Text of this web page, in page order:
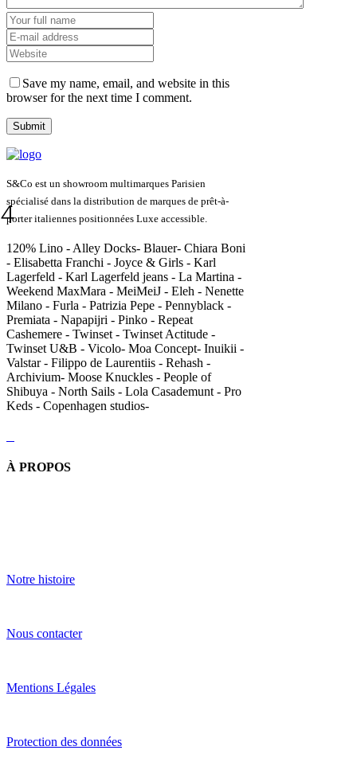
4
Save my name, email, and website in this
browser for the next time I comment.
S&Co est un showroom multimarques Parisien
spécialisé dans la distribution de marques de prêt-à-
porter italiennes positionnées Luxe accessible.
120% Lino - Alley Docks- Blauer- Chiara Boni
- Elisabetta Franchi - Joyce & Girls - Karl
Lagerfeld - Karl Lagerfeld jeans - La Martina -
Weekend MaxMara - MeiMeiJ - Eleh - Nenette
Milano - Furla - Patrizia Pepe - Pennyblack -
Premiata - Napapijri - Pinko - Repeat
Cashemere - Twinset - Twinset Actitude -
Twinset U&B - Vicolo- Moa Concept- Inuikii -
Valstar - Filippo de Laurentiis - Rehash -
Archivium- Moose Knuckles - People of
Shibuya - North Sails - Lola Casademunt - Pro
Keds - Copenhagen studios-
À PROPOS
Notre histoire
Nous contacter
Mentions Légales
Protection des données